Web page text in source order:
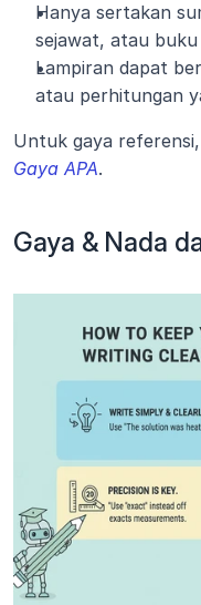
Hanya sertakan
sejawat, atau
Lampiran dapat
atau perhitungan
Untuk gaya
Gaya APA.
Gaya & Nada